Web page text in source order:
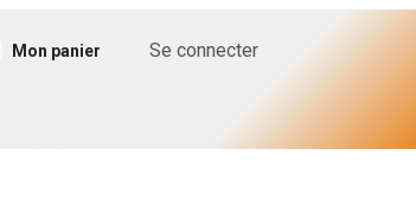
Mon panier Se connecter